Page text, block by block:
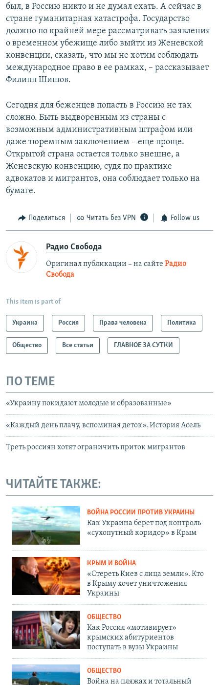
был, в Россию никто и не думал ехать. А сейчас в
стране гуманитарная катастрофа. Государство
должно по крайней мере рассматривать заявления
о временном убежище либо выйти из Женевской
конвенции, сказать, что мы не хотим соблюдать
международное право в ее рамках, – рассказывает
Филипп Шишов.
Сегодня для беженцев попасть в Россию не так
сложно. Быть выдворенным из страны с
возможным административным штрафом или
даже тюремным заключением – еще проще.
Открытой страна остается только внешне, а
Женевскую конвенцию, судя по практике
адвокатов и мигрантов, она соблюдает только на
бумаге.
Поделиться Читать без VPN Follow us
Радио Свобода
Оригинал публикации – на сайте Радио
Свобода
This item is part of
Украина Россия Права человека Политика
Общество Все статьи ГЛАВНОЕ ЗА СУТКИ
ПО ТЕМЕ
«Украину покидают молодые и образованные»
«Каждый день плачу, вспоминая деток». История Асель
Треть россиян хотят ограничить приток мигрантов
ЧИТАЙТЕ ТАКЖЕ:
ВОЙНА РОССИИ ПРОТИВ УКРАИНЫ
Как Украина берет под контроль
«сухопутный коридор» в Крым
КРЫМ И ВОЙНА
«Стереть Киев с лица земли». Кто
в Крыму хочет уничтожения
Украины
ОБЩЕСТВО
Как Россия «мотивирует»
крымских абитуриентов
поступать в вузы Украины
ОБЩЕСТВО
Война на пляжах и тотальный